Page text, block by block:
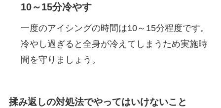
10～15分冷やす
一度のアイシングの時間は10～15分程度です。
冷やし過ぎると全身が冷えてしまうため実施時
間を守りましょう。
揉み返しの対処法でやってはいけないこと